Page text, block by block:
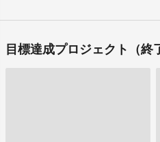
目標達成プロジェクト（終